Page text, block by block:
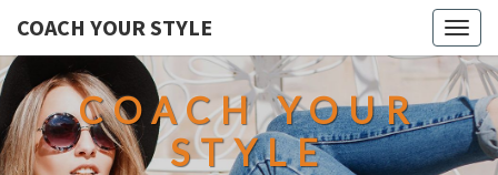
COACH YOUR STYLE
COACH YOUR
STYLE